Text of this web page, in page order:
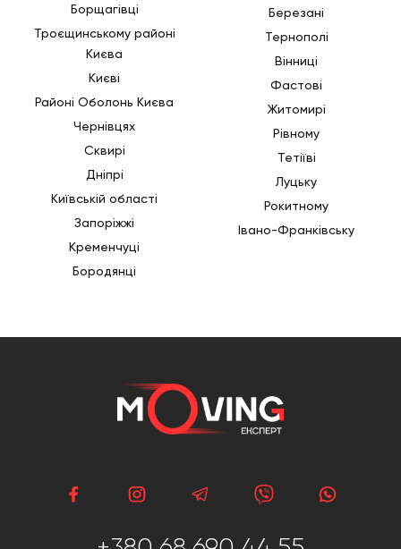
Борщагівці
Троєщинському районі
Києва
Києві
Районі Оболонь Києва
Чернівцях
Сквирі
Дніпрі
Київській області
Запоріжжі
Кременчуці
Бородянці
Березані
Тернополі
Вінниці
Фастові
Житомирі
Рівному
Тетіїві
Луцьку
Рокитному
Івано-Франківську